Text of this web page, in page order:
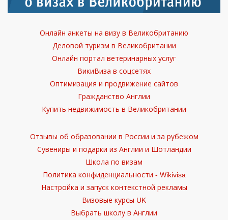
Онлайн анкеты на визу в Великобританию
Деловой туризм в Великобритании
Онлайн портал ветеринарных услуг
ВикиВиза в соцсетях
Оптимизация и продвижение сайтов
Гражданство Англии
Купить недвижимость в Великобритании
Отзывы об образовании в России и за рубежом
Сувениры и подарки из Англии и Шотландии
Школа по визам
Политика конфиденциальности - Wikivisa
Настройка и запуск контекстной рекламы
Визовые курсы UK
Выбрать школу в Англии